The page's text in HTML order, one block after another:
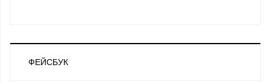
ФЕЙСБУК